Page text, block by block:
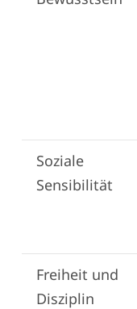
Soziale
Sensibilität
Freiheit und
Disziplin